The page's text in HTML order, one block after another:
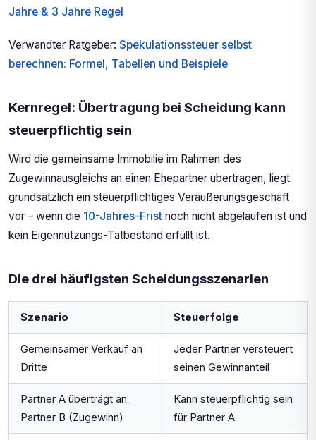
Jahre & 3 Jahre Regel
Verwandter Ratgeber: Spekulationssteuer selbst
berechnen: Formel, Tabellen und Beispiele
Kernregel: Übertragung bei Scheidung kann
steuerpflichtig sein
Wird die gemeinsame Immobilie im Rahmen des
Zugewinnausgleichs an einen Ehepartner übertragen, liegt
grundsätzlich ein steuerpflichtiges Veräußerungsgeschäft
vor – wenn die 10-Jahres-Frist noch nicht abgelaufen ist und
kein Eigennutzungs-Tatbestand erfüllt ist.
Die drei häufigsten Scheidungsszenarien
Szenario Steuerfolge
Gemeinsamer Verkauf an
Dritte
Jeder Partner versteuert
seinen Gewinnanteil
Partner A überträgt an
Partner B (Zugewinn)
Kann steuerpflichtig sein
für Partner A